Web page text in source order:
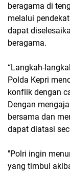
beragama di
melalui
dapat
beragama.
“Langkah-
Polda Kepri
konflik dengan
Dengan
bersama dan
dapat diatasi
"Polri ingin
yang timbul